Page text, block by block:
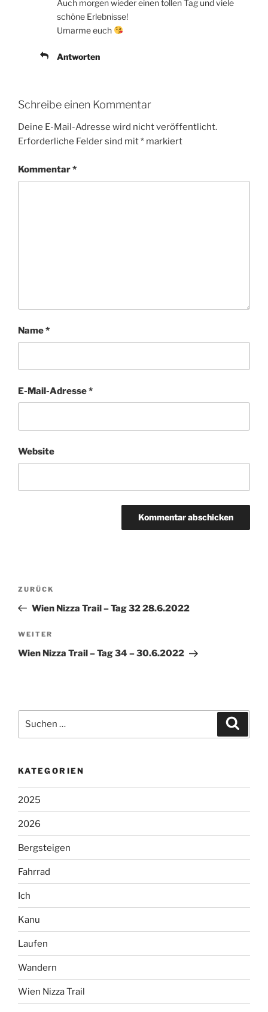
Auch morgen wieder einen tollen Tag und viele
schöne Erlebnisse!
Umarme euch
Antworten
Schreibe einen Kommentar
Deine E-Mail-Adresse wird nicht veröffentlicht.
Erforderliche Felder sind mit* markiert
Kommentar*
Name*
E-Mail-Adresse*
Website
Beitragsnavigation
Vorheriger
Beitrag
ZURÜCK
Wien Nizza Trail – Tag 32 28.6.2022
Nächster
Beitrag
WEITER
Wien Nizza Trail – Tag 34 – 30.6.2022
nach:
KATEGORIEN
2025
2026
Bergsteigen
Fahrrad
Ich
Kanu
Laufen
Wandern
Wien Nizza Trail